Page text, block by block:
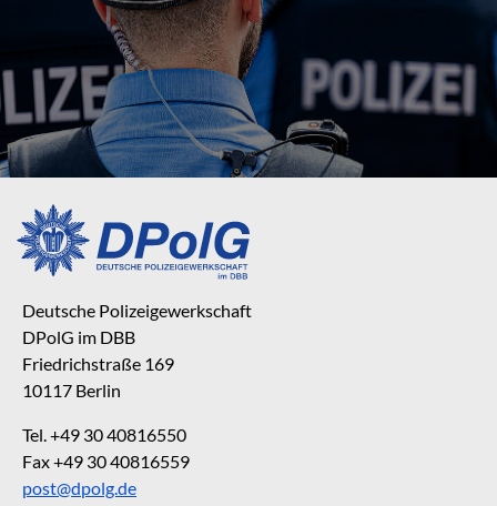
Deutsche Polizeigewerkschaft
DPolG im DBB
Friedrichstraße 169
10117 Berlin
Tel. +49 30 40816550
Fax +49 30 40816559
post@dpolg.de